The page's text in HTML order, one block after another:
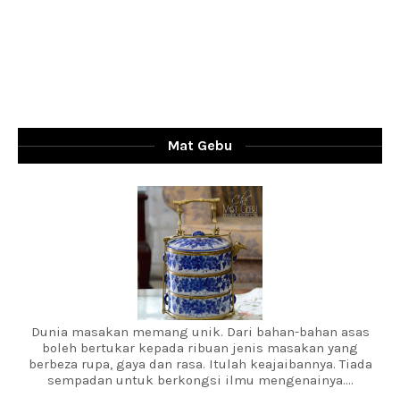
Mat Gebu
Dunia masakan memang unik. Dari bahan-bahan asas
boleh bertukar kepada ribuan jenis masakan yang
berbeza rupa, gaya dan rasa. Itulah keajaibannya. Tiada
sempadan untuk berkongsi ilmu mengenainya....